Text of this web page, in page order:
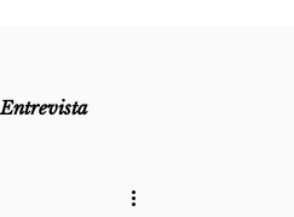
Entrevista
Lembro-me que...